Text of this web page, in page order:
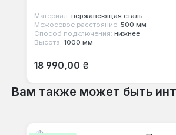
Материал: нержавеющая сталь
Межосевое расстояние: 500 мм
Способ подключения: нижнее
Высота: 1000 мм
Обычная цена:
18 990,00 ₴
Вам также может быть